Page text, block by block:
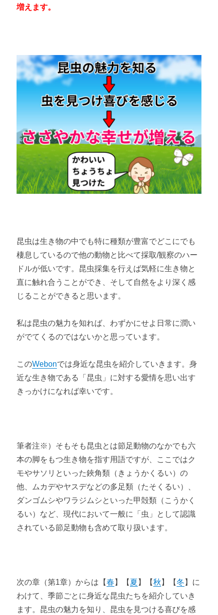
増えます。
昆虫は生き物の中でも特に種類が豊富でどこにでも
棲息しているので他の動物と比べて採取/観察のハー
ドルが低いです。昆虫採集を行えば気軽に生き物と
直に触れ合うことができ、そして自然をより深く感
じることができると思います。
私は昆虫の魅力を知れば、わずかにせよ日常に潤い
がでてくるのではないかと思っています。
このWebonでは身近な昆虫を紹介していきます。身
近な生き物である「昆虫」に対する愛情を思い出す
きっかけになれば幸いです。
筆者注※）そもそも昆虫とは節足動物のなかでも六
本の脚をもつ生き物を指す用語ですが、ここではク
モやサソリといった鋏角類（きょうかくるい）の
他、ムカデやヤスデなどの多足類（たそくるい）、
ダンゴムシやワラジムシといった甲殻類（こうかく
るい）など、現代において一般に「虫」として認識
されている節足動物も含めて取り扱います。
次の章（第1章）からは【春 】【 夏 】【秋 】【冬 】に
わけて、季節ごとに身近な昆虫たちを紹介していき
ます。昆虫の魅力を知り、昆虫を見つける喜びを感